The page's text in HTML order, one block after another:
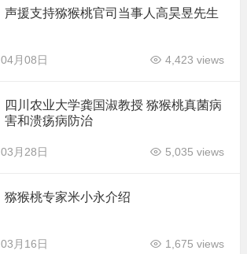
声援支持猕猴桃官司当事人高昊昱先生
04月08日 4,423 views
四川农业大学龚国淑教授 猕猴桃真菌病
害和溃疡病防治
03月28日 5,035 views
猕猴桃专家米小永介绍
03月16日 1,675 views